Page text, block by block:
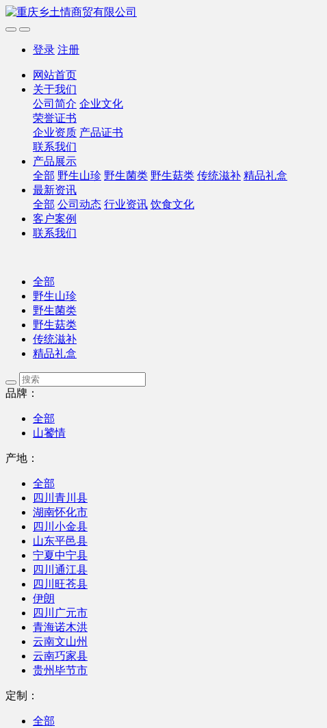
登录 注册
网站首页
关于我们
公司简介 企业文化
荣誉证书
企业资质 产品证书
联系我们
产品展示
全部 野生山珍 野生菌类 野生菇类 传统滋补 精品礼盒
最新资讯
全部 公司动态 行业资讯 饮食文化
客户案例
联系我们
全部
野生山珍
野生菌类
野生菇类
传统滋补
精品礼盒
品牌：
全部
山饕情
产地：
全部
四川青川县
湖南怀化市
四川小金县
山东平邑县
宁夏中宁县
四川通江县
四川旺苍县
伊朗
四川广元市
青海诺木洪
云南文山州
云南巧家县
贵州毕节市
定制：
全部